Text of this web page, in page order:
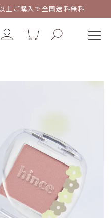
上ご購入で全国送料無料